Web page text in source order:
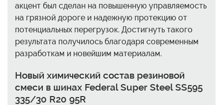
акцент был сделан на повышенную управляемость
на грязной дороге и надежную протекцию от
потенциальных перегрузок. Достигнуть такого
результата получилось благодаря современным
разработкам и новейшим материалам.
Новый химический состав резиновой
смеси в шинах Federal Super Steel SS595
335/30 R20 95R